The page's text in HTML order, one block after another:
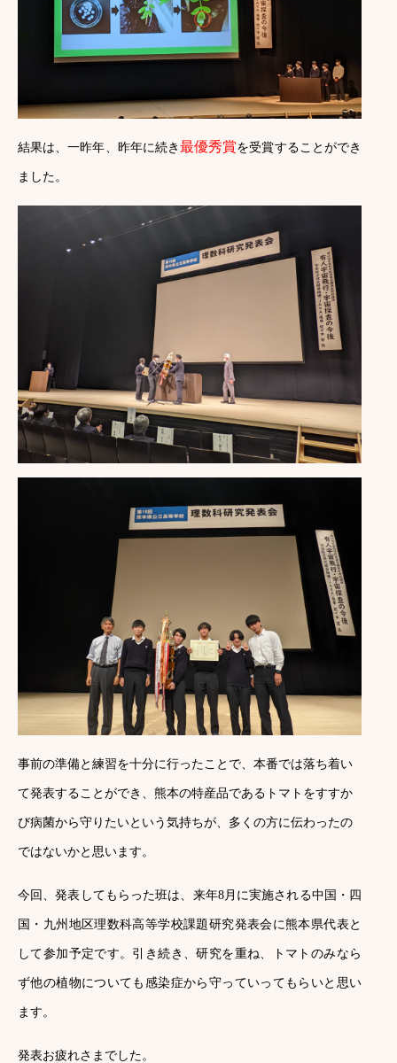
結果は、一昨年、昨年に続き 最優秀賞を受賞することができ
ました。
事前の準備と練習を十分に行ったことで、本番では落ち着い
て発表することができ、熊本の特産品であるトマトをすすか
び病菌から守りたいという気持ちが、多くの方に伝わったの
ではないかと思います。
今回、発表してもらった班は、来年8月に実施される中国・四
国・九州地区理数科高等学校課題研究発表会に熊本県代表と
して参加予定です。引き続き、研究を重ね、トマトのみなら
ず他の植物についても感染症から守っていってもらいと思い
ます。
発表お疲れさまでした。